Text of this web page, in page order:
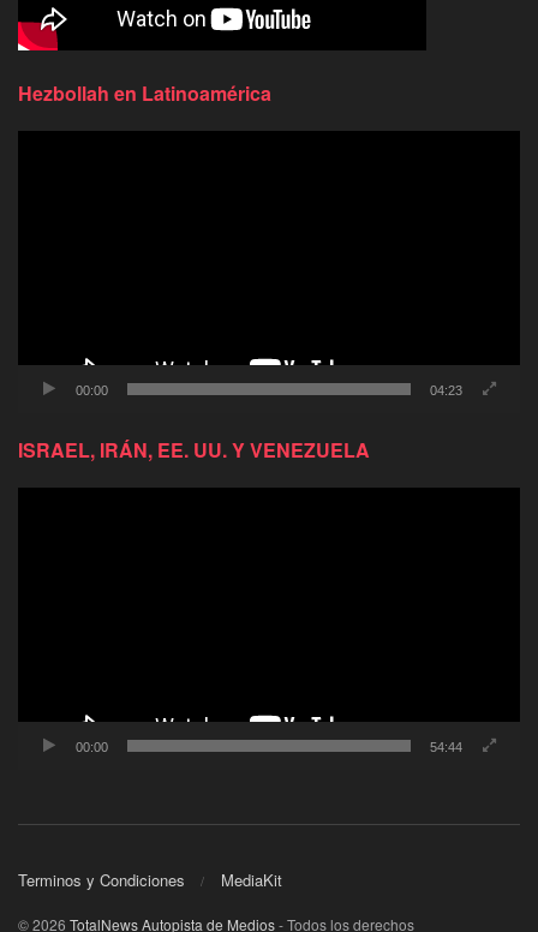
Hezbollah en Latinoamérica
00:00 04:23
ISRAEL, IRÁN, EE. UU. Y VENEZUELA
00:00 54:44
Terminos y Condiciones MediaKit
© 2026 TotalNews Autopista de Medios- Todos los derechos